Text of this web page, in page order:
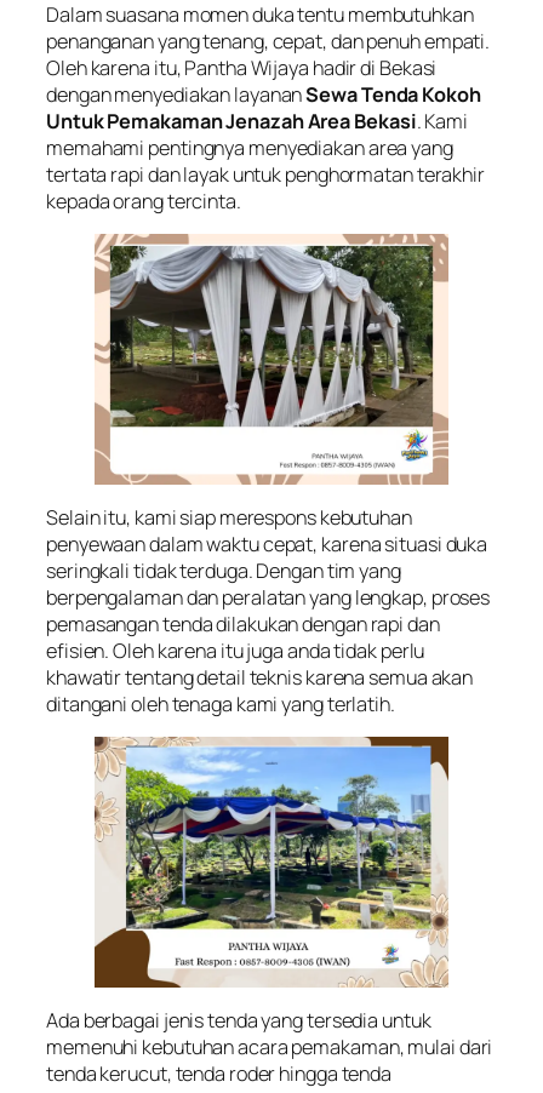
Dalam suasana momen duka tentu membutuhkan
penanganan yang tenang, cepat, dan penuh empati.
Oleh karena itu, Pantha Wijaya hadir di Bekasi
dengan menyediakan layananSewa Tenda Kokoh
Untuk Pemakaman Jenazah Area Bekasi. Kami
memahami pentingnya menyediakan area yang
tertata rapi dan layak untuk penghormatan terakhir
kepada orang tercinta.
Selain itu, kami siap merespons kebutuhan
penyewaan dalam waktu cepat, karena situasi duka
seringkali tidak terduga. Dengan tim yang
berpengalaman dan peralatan yang lengkap, proses
pemasangan tenda dilakukan dengan rapi dan
efisien. Oleh karena itu juga anda tidak perlu
khawatir tentang detail teknis karena semua akan
ditangani oleh tenaga kami yang terlatih.
Ada berbagai jenis tenda yang tersedia untuk
memenuhi kebutuhan acara pemakaman, mulai dari
tenda kerucut, tenda roder hingga tenda